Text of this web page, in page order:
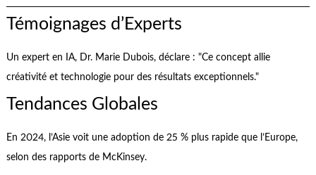
Témoignages d’Experts
Un expert en IA, Dr. Marie Dubois, déclare : "Ce concept allie
créativité et technologie pour des résultats exceptionnels."
Tendances Globales
En 2024, l’Asie voit une adoption de 25 % plus rapide que l’Europe,
selon des rapports de McKinsey.